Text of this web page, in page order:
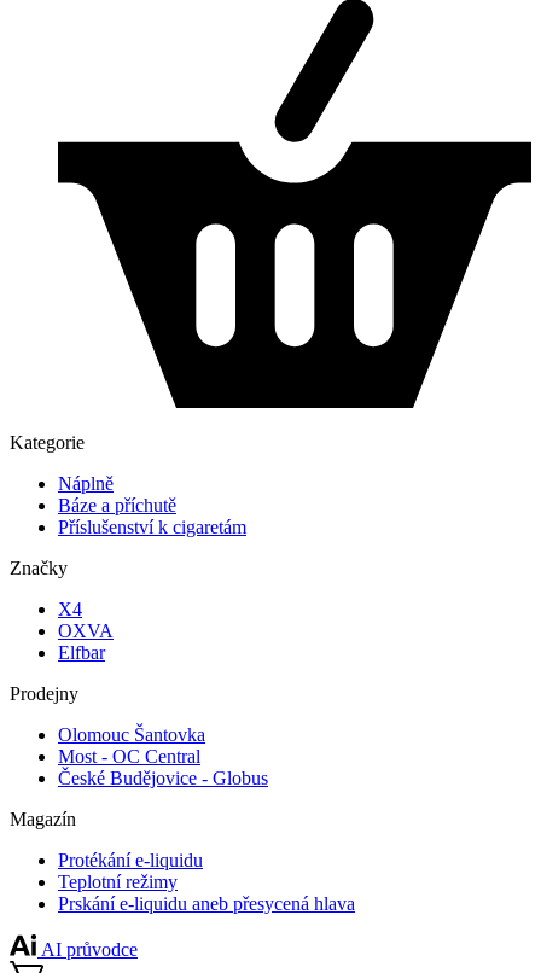
Kategorie
Náplně
Báze a příchutě
Příslušenství k cigaretám
Značky
X4
OXVA
Elfbar
Prodejny
Olomouc Šantovka
Most - OC Central
České Budějovice - Globus
Magazín
Protékání e-liquidu
Teplotní režimy
Prskání e-liquidu aneb přesycená hlava
AI průvodce